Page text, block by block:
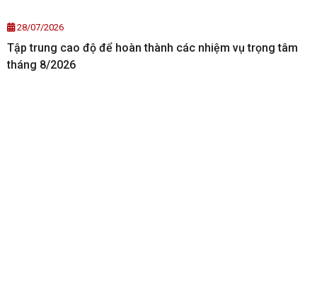
28/07/2026
Tập trung cao độ để hoàn thành các nhiệm vụ trọng tâm
tháng 8/2026